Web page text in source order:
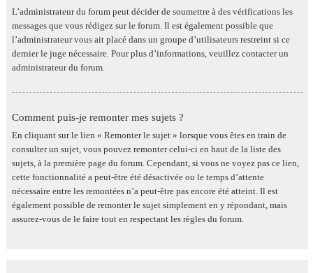
L’administrateur du forum peut décider de soumettre à des vérifications les
messages que vous rédigez sur le forum. Il est également possible que
l’administrateur vous ait placé dans un groupe d’utilisateurs restreint si ce
dernier le juge nécessaire. Pour plus d’informations, veuillez contacter un
administrateur du forum.
Comment puis-je remonter mes sujets ?
En cliquant sur le lien « Remonter le sujet » lorsque vous êtes en train de
consulter un sujet, vous pouvez remonter celui-ci en haut de la liste des
sujets, à la première page du forum. Cependant, si vous ne voyez pas ce lien,
cette fonctionnalité a peut-être été désactivée ou le temps d’attente
nécessaire entre les remontées n’a peut-être pas encore été atteint. Il est
également possible de remonter le sujet simplement en y répondant, mais
assurez-vous de le faire tout en respectant les règles du forum.